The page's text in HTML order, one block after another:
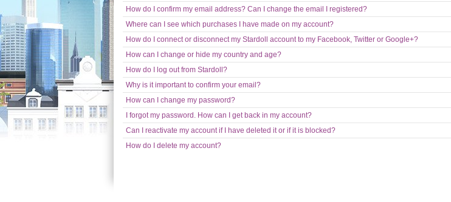
How do I confirm my email address? Can I change the email I registered?
Where can I see which purchases I have made on my account?
How do I connect or disconnect my Stardoll account to my Facebook, Twitter or Google+?
How can I change or hide my country and age?
How do I log out from Stardoll?
Why is it important to confirm your email?
How can I change my password?
I forgot my password. How can I get back in my account?
Can I reactivate my account if I have deleted it or if it is blocked?
How do I delete my account?